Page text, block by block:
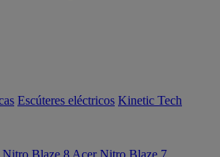
Escúteres eléctricos Kinetic Tech
Nitro Blaze 8 Acer Nitro Blaze 7